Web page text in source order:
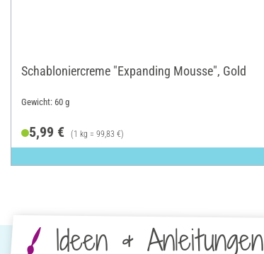
Schabloniercreme "Expanding Mousse", Gold
Gewicht: 60 g
5,99 € (1 kg = 99,83 €)
Ideen & Anleitungen